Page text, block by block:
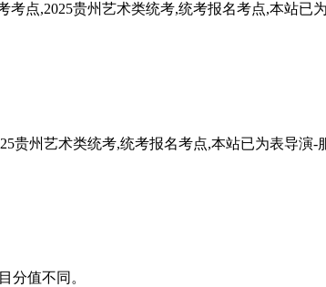
点,2025贵州艺术类统考,统考报名考点,本站已
贵州艺术类统考,统考报名考点,本站已为表导演
分值不同。